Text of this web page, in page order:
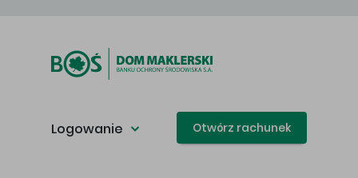
Logowanie Otwórz rachunek